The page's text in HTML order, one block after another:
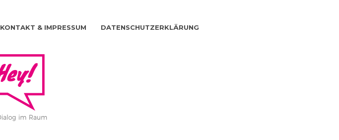
KONTAKT & IMPRESSUM DATENSCHUTZERKLÄRUNG